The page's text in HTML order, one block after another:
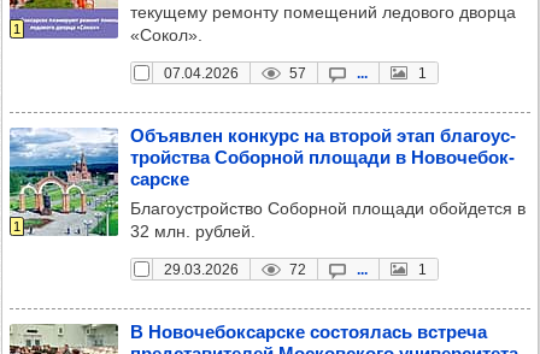
1
текущему ремонту помещений ледового дворца
«Сокол».
07.04.2026 57 ... 1
1
Объ­яв­лен кон­курс на вто­рой этап бла­го­ус­
тройс­тва Собор­ной пло­щади в Ново­че­бок­
сар­ске
Благоустройство Соборной площади обойдется в
32 млн. рублей.
29.03.2026 72 ... 1
В Ново­че­бок­сар­ске сос­то­ялась встреча